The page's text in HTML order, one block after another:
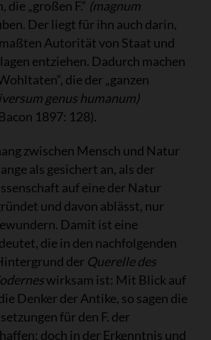
„großen F.“ (magnum
Der liegt für ihn auch darin,
Autorität von Staat und
entziehen. Dadurch machen
die der „ganzen
genus humanum)
1897: 128).
zwischen Mensch und Natur
als gesichert an, als der
auf eine der Natur
und davon ablässt, nur
Damit ist eine
die in den nachfolgenden
der Querelle des
wirksam ist: Mit Blick auf
Denker der Antike, so sagen die
für den F. der
doch in der Erkenntnis und